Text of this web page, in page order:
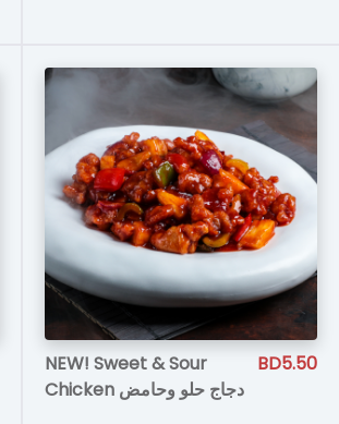
NEW! Sweet & Sour
Chicken دجاج حلو وحامض
BD5.50